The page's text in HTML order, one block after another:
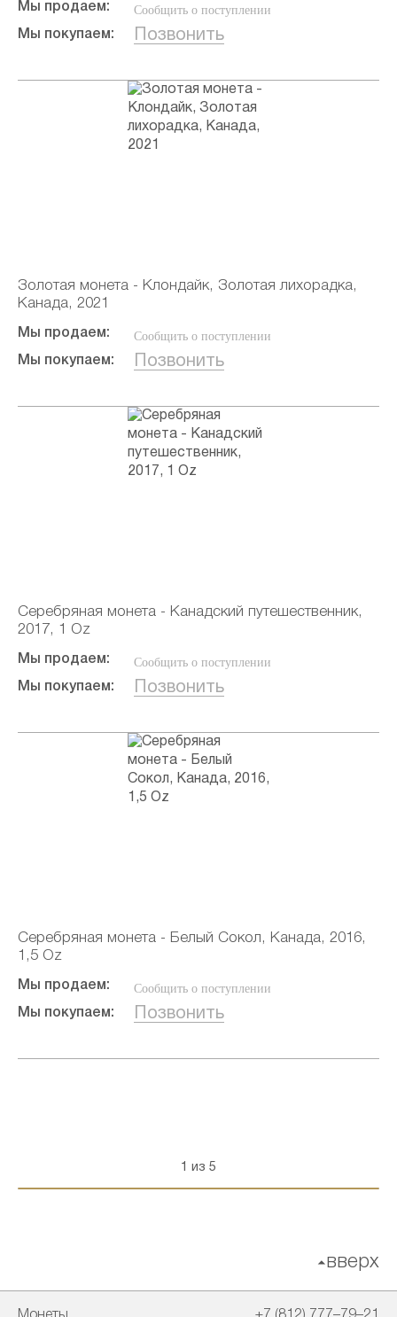
Мы продаем: Сообщить о поступлении
Мы покупаем: Позвонить
Золотая монета - Клондайк, Золотая лихорадка,
Канада, 2021
Мы продаем: Сообщить о поступлении
Мы покупаем: Позвонить
Серебряная монета - Канадский путешественник,
2017, 1 Oz
Мы продаем: Сообщить о поступлении
Мы покупаем: Позвонить
Серебряная монета - Белый Сокол, Канада, 2016,
1,5 Oz
Мы продаем: Сообщить о поступлении
Мы покупаем: Позвонить
1 из 5
вверх